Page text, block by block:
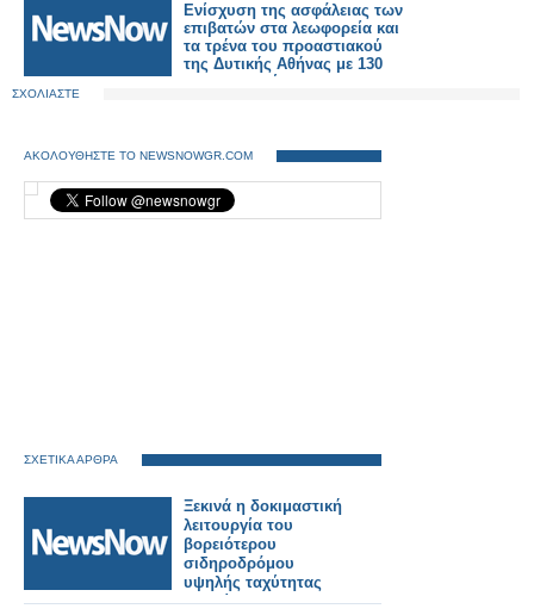
Ενίσχυση της ασφάλειας των
επιβατών στα λεωφορεία και
τα τρένα του προαστιακού
της Δυτικής Αθήνας με 130
αστυνομικούς
ΣΧΟΛΙΑΣΤΕ
ΑΚΟΛΟΥΘΗΣΤΕ ΤΟ NEWSNOWGR.COM
ΣΧΕΤΙΚΑ ΑΡΘΡΑ
Ξεκινά η δοκιμαστική
λειτουργία του
βορειότερου
σιδηροδρόμου
υψηλής ταχύτητας
της Κίνας.